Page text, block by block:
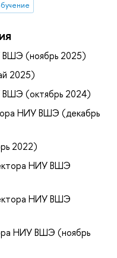
ВШЭ (ноябрь 2025)
2025)
ВШЭ (октябрь 2024)
НИУ ВШЭ (декабрь
2022)
НИУ ВШЭ
НИУ ВШЭ
НИУ ВШЭ (ноябрь